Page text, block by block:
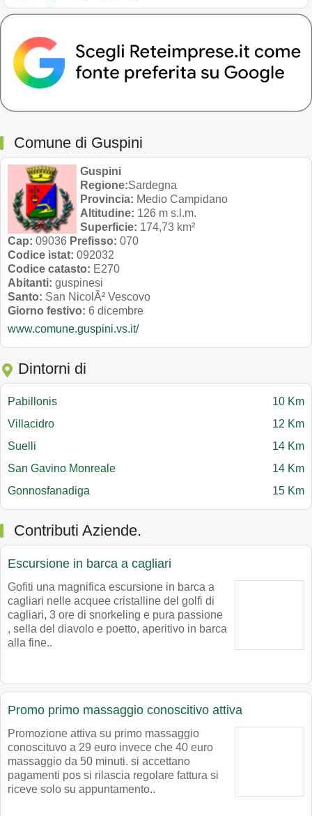
Comune di Guspini
Guspini
Regione:Sardegna
Provincia: Medio Campidano
Altitudine: 126 m s.l.m.
Superficie: 174,73 km²
Cap: 09036 Prefisso: 070
Codice istat: 092032
Codice catasto: E270
Abitanti: guspinesi
Santo: San NicolÃ² Vescovo
Giorno festivo: 6 dicembre
www.comune.guspini.vs.it/
Dintorni di
Pabillonis
10 Km
Villacidro
12 Km
Suelli
14 Km
San Gavino Monreale
14 Km
Gonnosfanadiga
15 Km
Contributi Aziende.
Escursione in barca a cagliari
Gofiti una magnifica escursione in barca a
cagliari nelle acquee cristalline del golfi di
cagliari, 3 ore di snorkeling e pura passione
, sella del diavolo e poetto, aperitivo in barca
alla fine..
Promo primo massaggio conoscitivo attiva
Promozione attiva su primo massaggio
conoscituvo a 29 euro invece che 40 euro
massaggio da 50 minuti. si accettano
pagamenti pos si rilascia regolare fattura si
riceve solo su appuntamento..